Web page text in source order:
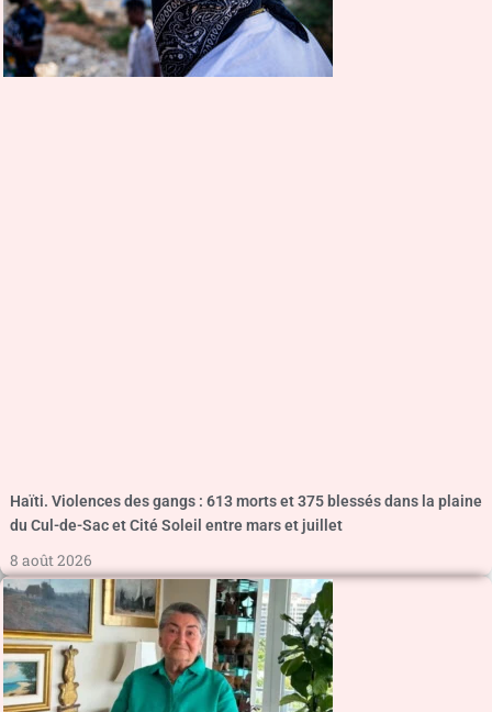
Haïti. Violences des gangs : 613 morts et 375 blessés dans la plaine
du Cul-de-Sac et Cité Soleil entre mars et juillet
8 août 2026